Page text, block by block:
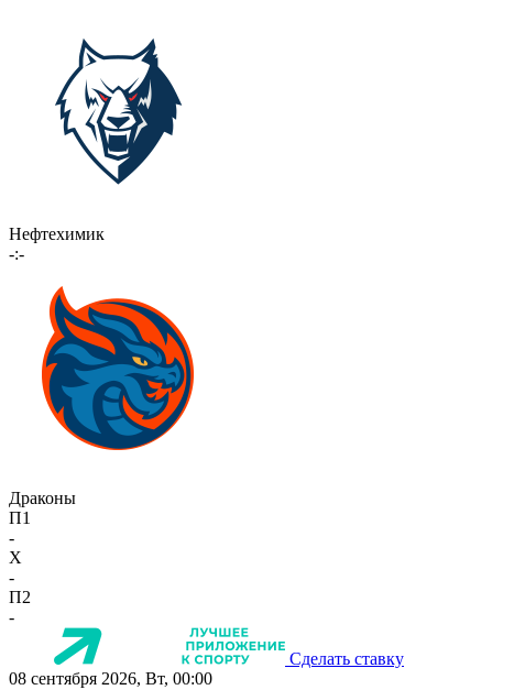
Нефтехимик
-:-
Драконы
П1
-
X
-
П2
-
Сделать ставку
08 сентября 2026, Вт, 00:00